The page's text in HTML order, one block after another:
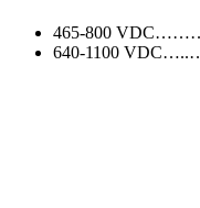
465-800
640-1100